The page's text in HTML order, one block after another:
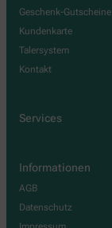
Geschenk-Gutscheine
Kundenkarte
Talersystem
Kontakt
Services
Informationen
AGB
Datenschutz